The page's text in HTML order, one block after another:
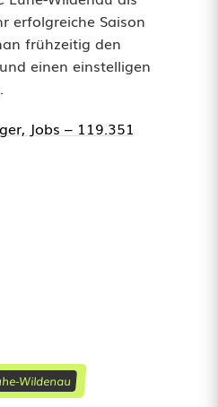
erfolgreiche Saison
frühzeitig den
einen einstelligen
Wildenau